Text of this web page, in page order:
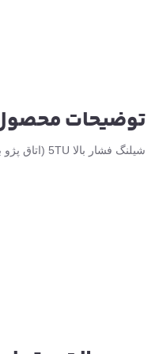
توضیحات
شیلنگ فشار بالا 5TU (اتاق پژو باموتور 206)نازک